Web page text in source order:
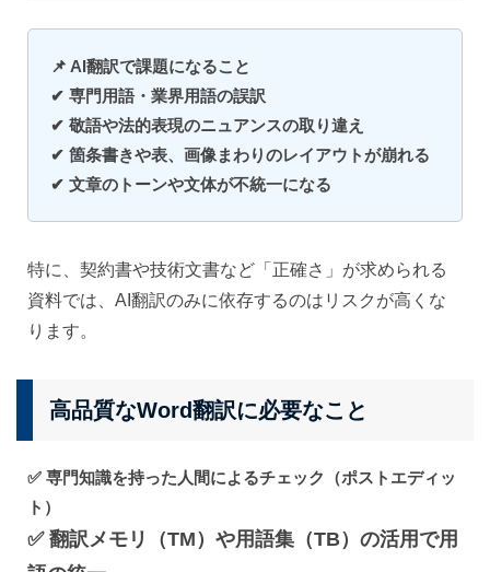
📌 AI翻訳で課題になること
✔ 専門用語・業界用語の誤訳
✔ 敬語や法的表現のニュアンスの取り違え
✔ 箇条書きや表、画像まわりのレイアウトが崩れる
✔ 文章のトーンや文体が不統一になる
特に、契約書や技術文書など「正確さ」が求められる
資料では、AI翻訳のみに依存するのはリスクが高くな
ります。
高品質なWord翻訳に必要なこと
✅ 専門知識を持った人間によるチェック（ポストエディッ
ト）
✅ 翻訳メモリ（TM）や用語集（TB）の活用で用